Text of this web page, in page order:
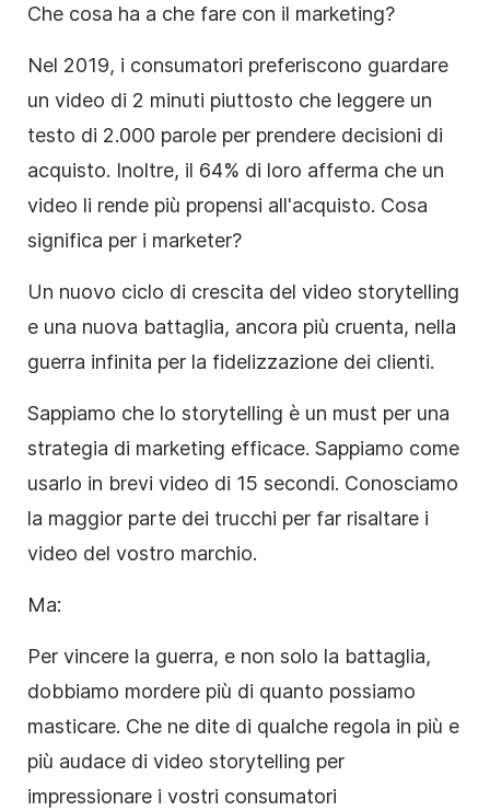
Che cosa ha a che fare con il marketing?
Nel 2019, i consumatori preferiscono guardare
un video di 2 minuti piuttosto che leggere un
testo di 2.000 parole per prendere decisioni di
acquisto. Inoltre, il 64% di loro afferma che un
video li rende più propensi all'acquisto. Cosa
significa per i marketer?
Un nuovo ciclo di crescita del video storytelling
e una nuova battaglia, ancora più cruenta, nella
guerra infinita per la fidelizzazione dei clienti.
Sappiamo che lo storytelling è un must per una
strategia di marketing efficace. Sappiamo come
usarlo in brevi video di 15 secondi. Conosciamo
la maggior parte dei trucchi per far risaltare i
video del vostro marchio.
Ma:
Per vincere la guerra, e non solo la battaglia,
dobbiamo mordere più di quanto possiamo
masticare. Che ne dite di qualche regola in più e
più audace di video storytelling per
impressionare i vostri consumatori